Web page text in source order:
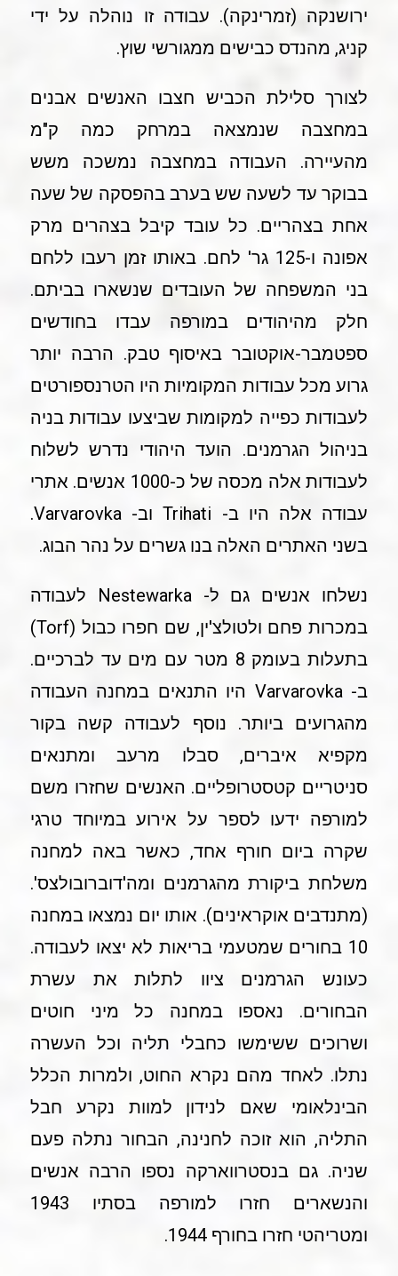
ירושנקה (זמרינקה). עבודה זו נוהלה על ידי
קניג, מהנדס כבישים ממגורשי שוץ.
לצורך סלילת הכביש חצבו האנשים אבנים
במחצבה שנמצאה במרחק כמה ק"מ
מהעיירה. העבודה במחצבה נמשכה משש
בבוקר עד לשעה שש בערב בהפסקה של שעה
אחת בצהריים. כל עובד קיבל בצהרים מרק
אפונה ו-125 גר' לחם. באותו זמן רעבו ללחם
בני המשפחה של העובדים שנשארו בביתם.
חלק מהיהודים במורפה עבדו בחודשים
ספטמבר-אוקטובר באיסוף טבק. הרבה יותר
גרוע מכל עבודות המקומיות היו הטרנספורטים
לעבודות כפייה למקומות שביצעו עבודות בניה
בניהול הגרמנים. הועד היהודי נדרש לשלוח
לעבודות אלה מכסה של כ-1000 אנשים. אתרי
עבודה אלה היו ב- Trihati וב- Varvarovka.
בשני האתרים האלה בנו גשרים על נהר הבוג.
נשלחו אנשים גם ל- Nestewarka לעבודה
במכרות פחם ולטולצ'ין, שם חפרו כבול (Torf)
בתעלות בעומק 8 מטר עם מים עד לברכיים.
ב- Varvarovka היו התנאים במחנה העבודה
מהגרועים ביותר. נוסף לעבודה קשה בקור
מקפיא איברים, סבלו מרעב ומתנאים
סניטריים קטסטרופליים. האנשים שחזרו משם
למורפה ידעו לספר על אירוע במיוחד טרגי
שקרה ביום חורף אחד, כאשר באה למחנה
משלחת ביקורת מהגרמנים ומה'דוברובולצס'.
(מתנדבים אוקראינים). אותו יום נמצאו במחנה
10 בחורים שמטעמי בריאות לא יצאו לעבודה.
כעונש הגרמנים ציוו לתלות את עשרת
הבחורים. נאספו במחנה כל מיני חוטים
ושרוכים ששימשו כחבלי תליה וכל העשרה
נתלו. לאחד מהם נקרא החוט, ולמרות הכלל
הבינלאומי שאם לנידון למוות נקרע חבל
התליה, הוא זוכה לחנינה, הבחור נתלה פעם
שניה. גם בנסטרווארקה נספו הרבה אנשים
והנשארים חזרו למורפה בסתיו 1943
ומטריהטי חזרו בחורף 1944.